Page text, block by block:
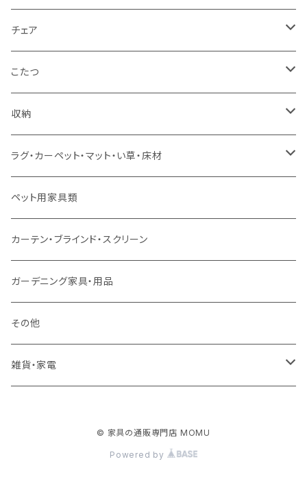
カウチソファ
コーナーソファ
ソファセット
スツール・オットマン
ソファ付属品
クッション・座椅子
ダブルサイズ（フレームのみ）
ワイドダブルサイズ以上（フレームのみ）
シングルサイズ以下（マットレス付）
セミダブルサイズ（マットレス付）
ダブルサイズ（マットレス付）
ダブルサイズ以上（マットレス付）
ロフトベッド
二段ベッド
マットレス
ダイニング4点セット
ダイニング5点・6点セット
ダイニング7点セット以上
センターテーブル
ダイニングテーブル
カウンターテーブル
リフティングテーブル
サイドテーブル・コーヒーテーブル
デスク
チェア
ダイニングチェア
カウンターチェア
キッズチェア
オフィスチェア・ゲーミングチェア
ダイニングベンチ・スツール
こたつ
こたつテーブル
こたつ布団
コタツ・布団セット
収納
本棚・シェルフ
食器棚・収納庫
レンジ台・カウンター
ラック
TVボード
キャビネット・飾り棚
ラグ・カーペット・マット・い草・床材
マット・フロアタイル
ラグ
カーペット
ペット用家具類
カーテン・ブラインド・スクリーン
ガーデニング家具・用品
その他
雑貨・家電
© 家具の通販専門店 MOMU
Powered by